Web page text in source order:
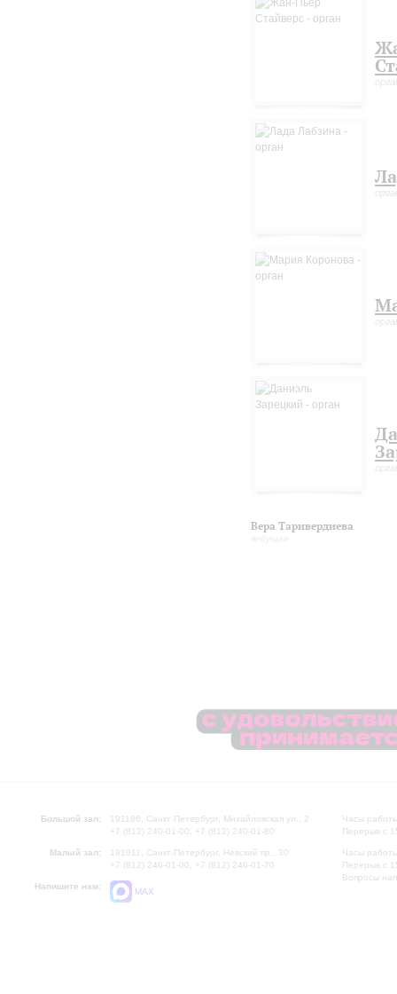
Вера Таривердиева
Большой зал:
191186, Санкт-Петербург, Михайловская ул., 2
+7 (812) 240-01-00, +7 (812) 240-01-80
Малый зал:
191011, Санкт-Петербург, Невский пр., 30
+7 (812) 240-01-00, +7 (812) 240-01-70
Напишите нам:
MAX
Часы
Перерыв с
Часы
Перерыв с
Вопросы